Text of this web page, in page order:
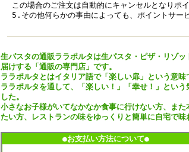
この場合のご注文は自動的にキャンセルとなりポ
5.その他何らかの事由によっても、ポイントサー
生パスタの通販ララポルタは生パスタ・ピザ・リゾ
届けする「通販の専門店」です。
ララポルタとはイタリア語で「楽しい扉」という意味
ララポルタを通して、「楽しい！」「幸せ！」とい
した。
小さなお子様がいてなかなか食事に行けない方、ま
たい方、レストランの味をゆっくりと簡単に自宅で
●お支払い方法について●